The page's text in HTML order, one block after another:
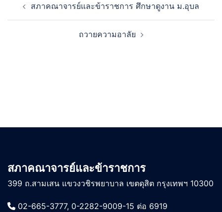
navigation
สภาคณาจารย์และข้าราชการ ศึกษาดูงาน ม.อุบล
ถวายความอาลัย
สภาคณาจารย์และข้าราชการ
399 ถ.สามเสน แขวงวชิรพยาบาล เขตดุสิต กรุงเทพฯ 10300
02-665-3777, 0-2282-9009-15 ต่อ 6919